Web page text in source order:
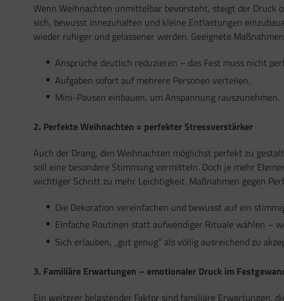
Wenn Weihnachten unmittelbar bevorsteht, steigt der Druck
sich, bewusst innezuhalten und kleine Entlastungen
wieder ruhiger und gelassener werden. Geeignete
Ansprüche deutlich reduzieren – das Fest muss nicht
Aufgaben sofort auf mehrere Personen verteilen.
Mini-Pausen einbauen, um Anspannung rauszunehmen.
2. Perfekte Weihnachten = perfekter Stressverstärker
Auch der Drang, den Weihnachten möglichst perfekt zu
soll eine besondere Stimmung vermitteln. Doch je mehr
wichtiger Schritt zu mehr Leichtigkeit. Maßnahmen gegen
Die Dekoration vereinfachen und bewusst auf ein
Einfache Routinen statt aufwendiger Rituale wählen –
Sich erlauben, „gut genug“ als völlig ausreichend zu
3. Familiäre Erwartungen – emotionaler Druck im
Ein weiterer belastender Faktor sind familiäre Erwartungen,